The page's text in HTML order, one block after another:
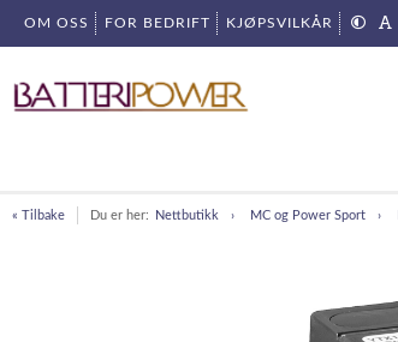
OM OSS FOR BEDRIFT KJØPSVILKÅR
« Tilbake Du er her: Nettbutikk MC og Power Sport